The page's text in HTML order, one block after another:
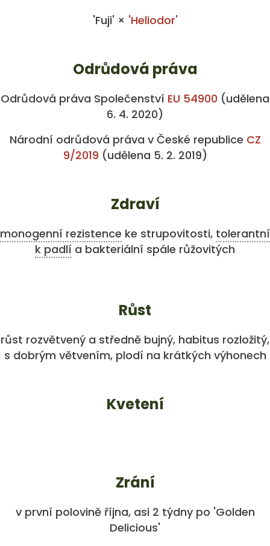
'Fuji' × 'Heliodor'
Odrůdová práva
Odrůdová práva Společenství EU 54900 (udělena
6. 4. 2020)
Národní odrůdová práva v České republice CZ
9/2019 (udělena 5. 2. 2019)
Zdraví
monogenní rezistence ke strupovitosti, tolerantní
k padlí a bakteriální spále růžovitých
Růst
růst rozvětvený a středně bujný, habitus rozložitý,
s dobrým větvením, plodí na krátkých výhonech
Kvetení
Zrání
v první polovině října, asi 2 týdny po 'Golden
Delicious'